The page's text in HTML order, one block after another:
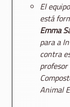
El
está
Emma
para a
contra
Animal